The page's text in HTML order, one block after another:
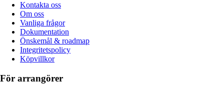
Kontakta oss
Om oss
Vanliga frågor
Dokumentation
Önskemål & roadmap
Integritetspolicy
Köpvillkor
För arrangörer